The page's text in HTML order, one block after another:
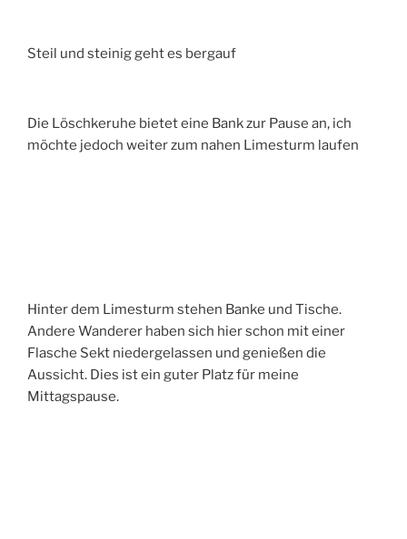
Steil und steinig geht es bergauf
Die Löschkeruhe bietet eine Bank zur Pause an, ich
möchte jedoch weiter zum nahen Limesturm laufen
Hinter dem Limesturm stehen Banke und Tische.
Andere Wanderer haben sich hier schon mit einer
Flasche Sekt niedergelassen und genießen die
Aussicht. Dies ist ein guter Platz für meine
Mittagspause.